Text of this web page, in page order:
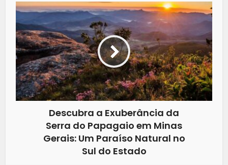
Descubra a Exuberância da
Serra do Papagaio em Minas
Gerais: Um Paraíso Natural no
Sul do Estado